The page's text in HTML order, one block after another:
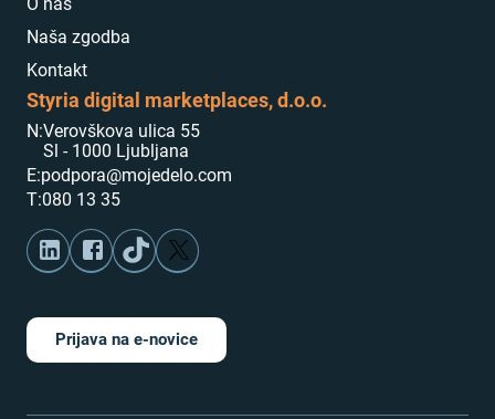
Naša zgodba
Kontakt
Styria digital marketplaces, d.o.o.
N:Verovškova ulica 55
Sl - 1000 Ljubljana
E:podpora@mojedelo.com
T:080 13 35
Prijava na e-novice